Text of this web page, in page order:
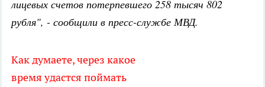
лицевых счетов потерпевшего 258 тысяч 802
рубля", - сообщили в пресс-службе МВД.
Как думаете, через какое
время удастся поймать